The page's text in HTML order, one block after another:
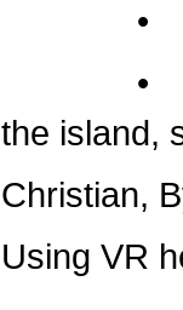
• The
•
the island,
Christian,
Using VR